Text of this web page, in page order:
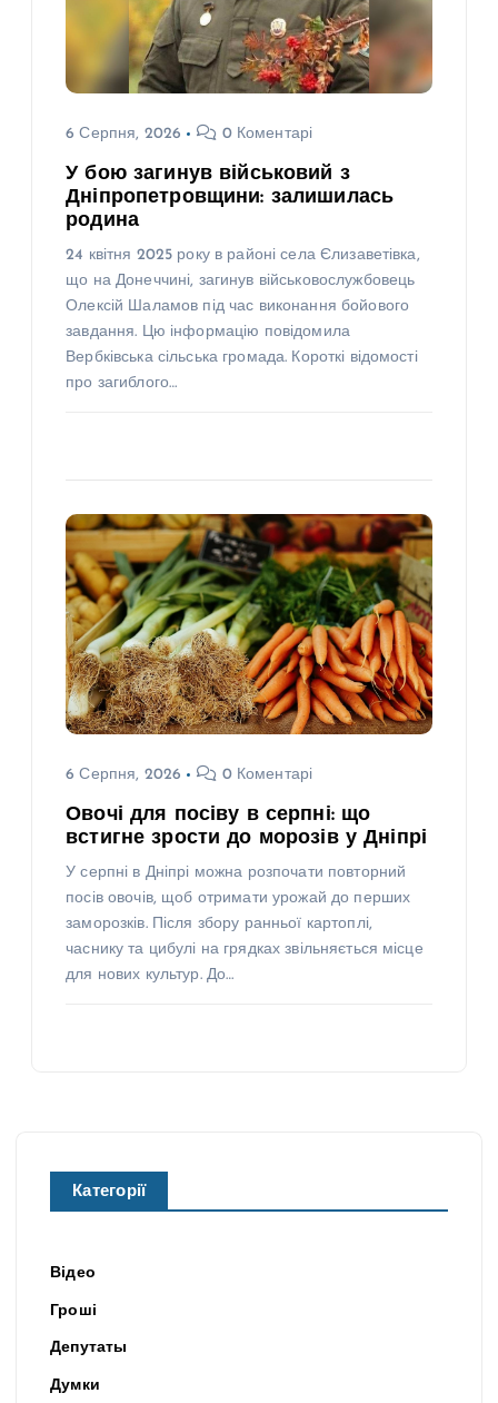
6 Серпня, 2026 0 Коментарі
У бою загинув військовий з
Дніпропетровщини: залишилась
родина
24 квітня 2025 року в районі села Єлизаветівка,
що на Донеччині, загинув військовослужбовець
Олексій Шаламов під час виконання бойового
завдання. Цю інформацію повідомила
Вербківська сільська громада. Короткі відомості
про загиблого…
6 Серпня, 2026 0 Коментарі
Овочі для посіву в серпні: що
встигне зрости до морозів у Дніпрі
У серпні в Дніпрі можна розпочати повторний
посів овочів, щоб отримати урожай до перших
заморозків. Після збору ранньої картоплі,
часнику та цибулі на грядках звільняється місце
для нових культур. До…
Категорії
Відео
Гроші
Депутаты
Думки